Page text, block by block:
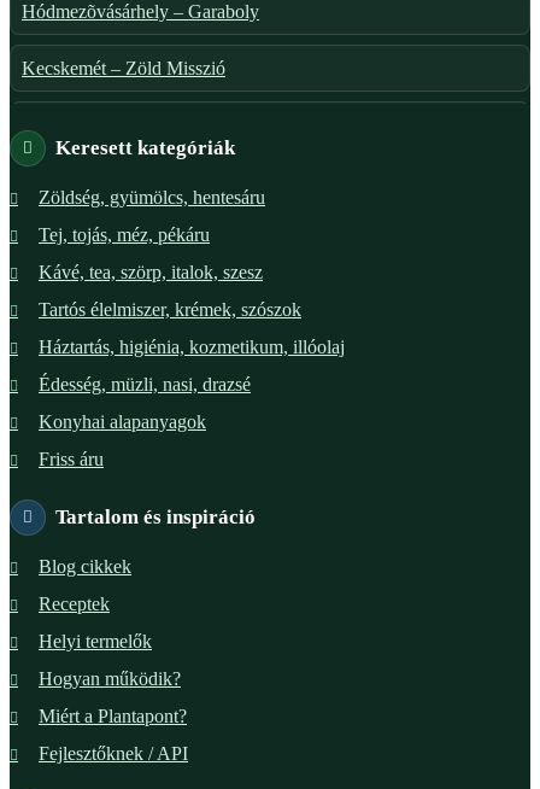
Hódmezõvásárhely – Garaboly
Kecskemét – Zöld Misszió
XI. ker. – Lemérem
XVIII. ker. – Eni Mag-ház
Keresett kategóriák
Zöldség, gyümölcs, hentesáru
Tej, tojás, méz, pékáru
Kávé, tea, szörp, italok, szesz
Tartós élelmiszer, krémek, szószok
Háztartás, higiénia, kozmetikum, illóolaj
Édesség, müzli, nasi, drazsé
Konyhai alapanyagok
Friss áru
Tartalom és inspiráció
Blog cikkek
Receptek
Helyi termelők
Hogyan működik?
Miért a Plantapont?
Fejlesztőknek / API